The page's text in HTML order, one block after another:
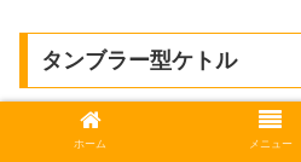
タンブラー型ケトル
ホーム メニュー